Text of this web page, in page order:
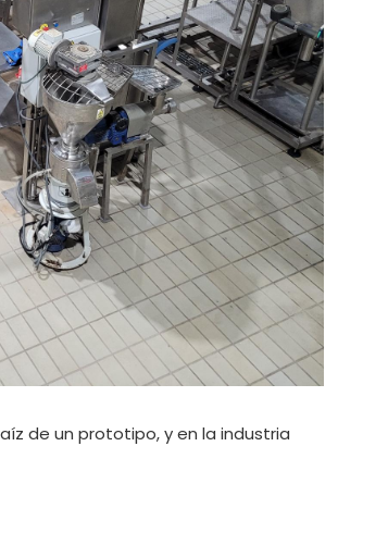
de un prototipo, y en la industria